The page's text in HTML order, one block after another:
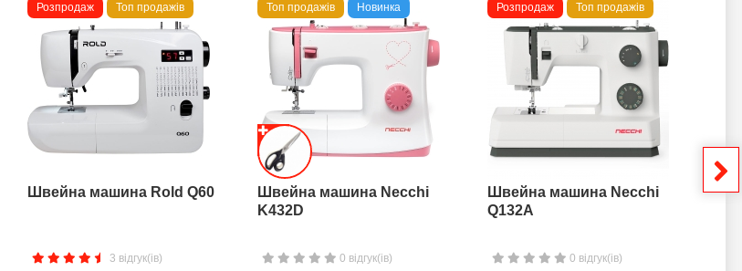
Розпродаж Топ продажів
Швейна машина Rold Q60
3 відгук(ів)
Топ продажів Новинка
Швейна машина Necchi
K432D
0 відгук(ів)
Розпродаж Топ продажів
Швейна машина Necchi
Q132A
0 відгук(ів)